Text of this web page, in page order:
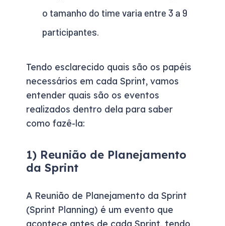
o tamanho do time varia entre 3 a 9
participantes.
Tendo esclarecido quais são os papéis
necessários em cada Sprint, vamos
entender quais são os eventos
realizados dentro dela para saber
como fazê-la:
1) Reunião de Planejamento
da Sprint
A Reunião de Planejamento da Sprint
(Sprint Planning) é um evento que
acontece antes de cada Sprint, tendo